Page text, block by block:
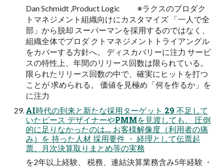
Dan Schmidt ,Product Logic ※ラクスのプロダク
トマネジメント組織向けにカスタマイズ 「一人で全
部」から脱却 スーパーマンを採用するのではなく、
組織全体でプロダ クトマネジメントトライアングル
をカバーする方針へ。 ディスカバリーに注力 サービ
スの特性上、年間のリリース回数は限られている。
限られたリリース回数の中で、確実にヒットを打つ
ことが 求められる。 価値を見極め「何を作るか」を
に注力
AI時代の到来と新たな採用ターゲット 29 不足して
いたピース デザイナーやPMMを見渡しても、 圧倒
的に足りなかったのは... お客様解像度（利用者の痛
み）を 持った人材 採用要件 ・ 経理として伝票起
票、月次決算取りまとめ等の実務
を2年以上経験、 税務、連結決算業務含み5年経験 ・